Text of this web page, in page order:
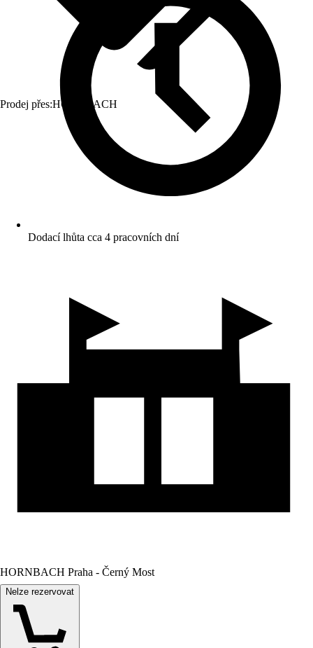
Prodej přes:HORNBACH
Dodací lhůta cca 4 pracovních dní
HORNBACH Praha - Černý Most
Nelze rezervovat